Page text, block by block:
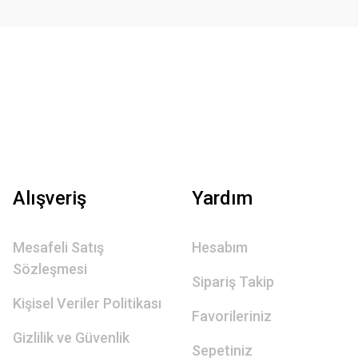
Alışveriş
Mesafeli Satış
Sözleşmesi
Kişisel Veriler Politikası
Gizlilik ve Güvenlik
Yardım
Hesabım
Sipariş Takip
Favorileriniz
Sepetiniz